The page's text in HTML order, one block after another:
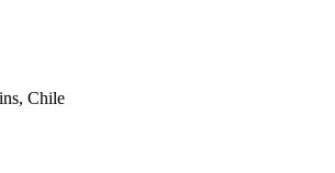
Chile